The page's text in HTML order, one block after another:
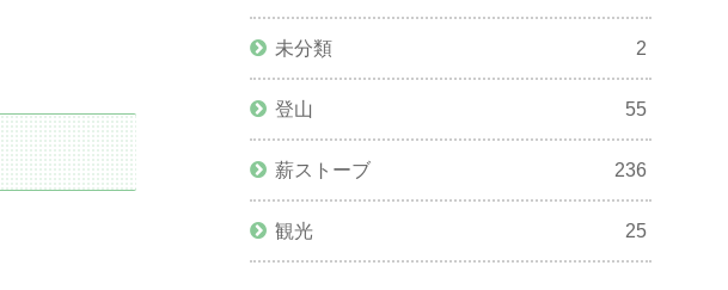
未分類 2
登山 55
薪ストーブ 236
観光 25